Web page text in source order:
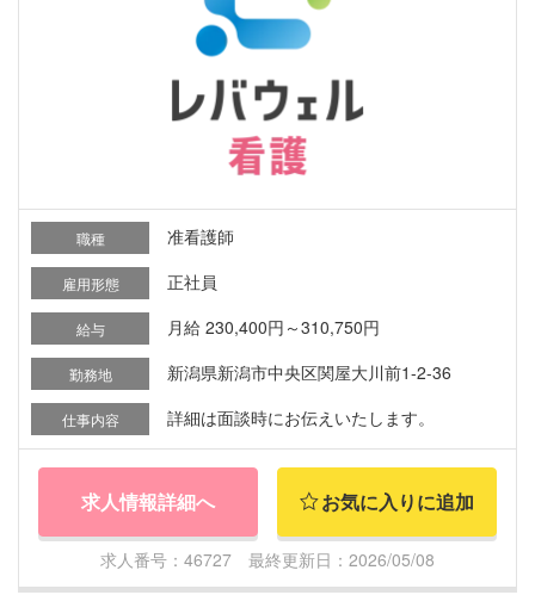
職種 准看護師
雇用形態 正社員
給与 月給 230,400円～310,750円
勤務地 新潟県新潟市中央区関屋大川前1-2-36
仕事内容 詳細は面談時にお伝えいたします。
求人情報詳細へ お気に入りに追加
求人番号：46727 最終更新日：2026/05/08